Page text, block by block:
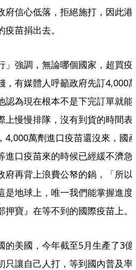
府信心低落，拒絕施打，因此港
苗捐出去。
」強調，無論哪個國家，超買疫
，有媒體人呼籲政府先訂4,000
認為現在根本不是下完訂單就能
上慢慢排隊，沒有到貨的時間表
4,000萬劑進口疫苗還沒來，國
進口疫苗來的時候已經緩不濟急
府再背上浪費公帑的鍋，「所以
是地球上，唯一我們能掌握進度
押寶』在等不到的國際疫苗上。
的美國，今年截至5月生產了3億
只讓自己人打，等到國內普及率